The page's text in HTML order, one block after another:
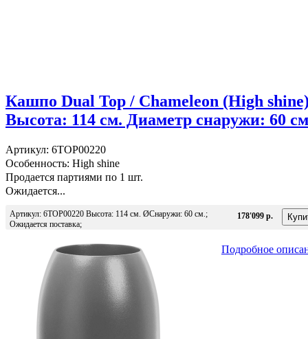
Кашпо Dual Top / Chameleon (High
Высота: 114 см. Диаметр снаружи: 60
Артикул: 6TOP00220
Особенность: High shine
Продается партиями по 1 шт.
Ожидается...
Артикул: 6TOP00220 Высота: 114 см. ØСнаружи: 60 см.;
Ожидается поставка;
178'099 р.
Подробное